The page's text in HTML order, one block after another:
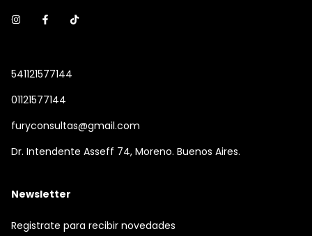
541121577144
01121577144
furyconsultas@gmail.com
Dr. Intendente Asseff 74, Moreno. Buenos Aires.
Newsletter
Registrate para recibir novedades